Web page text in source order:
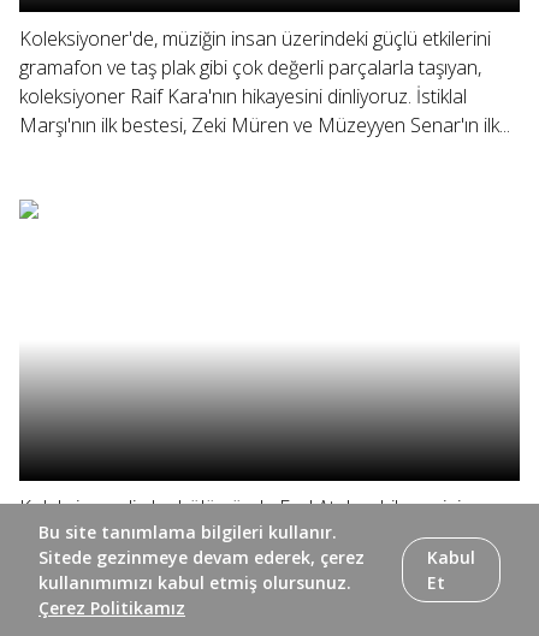
Koleksiyoner'de, müziğin insan üzerindeki güçlü etkilerini
gramafon ve taş plak gibi çok değerli parçalarla taşıyan,
koleksiyoner Raif Kara'nın hikayesini dinliyoruz. İstiklal
Marşı'nın ilk bestesi, Zeki Müren ve Müzeyyen Senar'ın ilk...
Koleksiyoner'in bu bölümünde Erol Ata'nın hikayesini
dinliyoruz. Çocukluk tutkusu olan saat koleksiyonuna sahip
olan Ata'nın, kol, duvar, masa, banyo ve mutfak
saatlerinden oluşan koleksiyonunu yakından inceliyoruz.
TRT 2 YouTube kanalına...
Bu site tanımlama bilgileri kullanır.
Sitede gezinmeye devam ederek, çerez
kullanımımızı kabul etmiş olursunuz.
Çerez Politikamız
Kabul
Et